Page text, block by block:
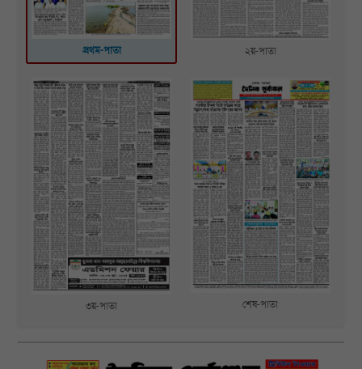
প্রথম-পাতা ২য়-পাতা
৩য়-পাতা শেষ-পাতা